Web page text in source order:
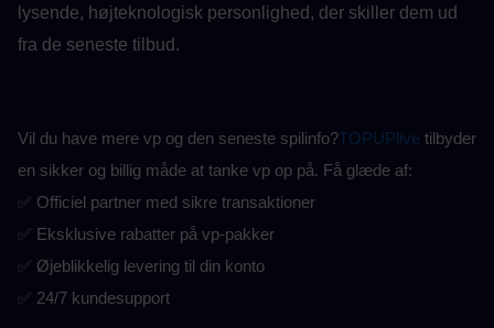
lysende, højteknologisk personlighed, der skiller dem ud
fra de seneste tilbud.
Vil du have mere vp og den seneste spilinfo?TOPUPlive tilbyder
en sikker og billig måde at tanke vp op på. Få glæde af:
✅ Officiel partner med sikre transaktioner
✅ Eksklusive rabatter på vp-pakker
✅ Øjeblikkelig levering til din konto
✅ 24/7 kundesupport